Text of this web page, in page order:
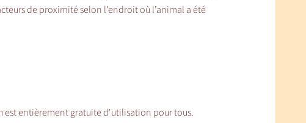
de proximité selon l'endroit où l’animal a été
est entièrement gratuite d'utilisation pour tous.